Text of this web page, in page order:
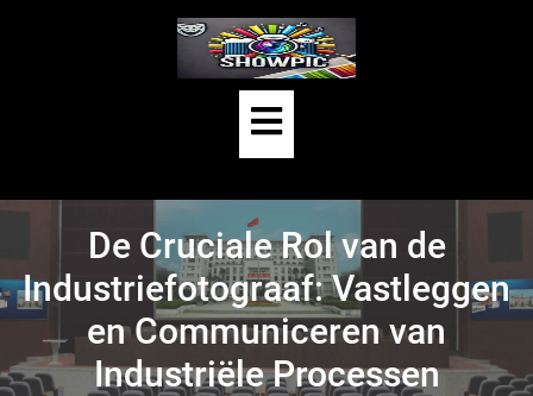
Open
Button
HOME /UNCATEGORIZED
DE CRUCIALE ROL VAN DE INDUSTRIEFOTOGRAAF:
VASTLEGGEN EN COMMUNICEREN VAN INDUSTRIËLE
PROCESSEN
De Cruciale Rol van de
Industriefotograaf: Vastleggen
en Communiceren van
Industriële Processen